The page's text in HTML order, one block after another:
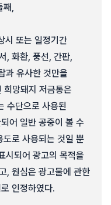
째,
시 또는 일정기간
, 화환, 풍선, 간판,
과 유사한 것만을
망돼지 저금통은
수단으로 사용된
어 일반 공중이 볼 수
로 사용되는 것일 뿐
시되어 광고의 목적을
, 원심은 광고물에 관한
인정하였다.